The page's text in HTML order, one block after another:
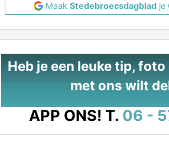
Maak Stedebroecsdagblad je
Heb je een leuke tip,
met ons wilt
APP ONS! T. 06 -